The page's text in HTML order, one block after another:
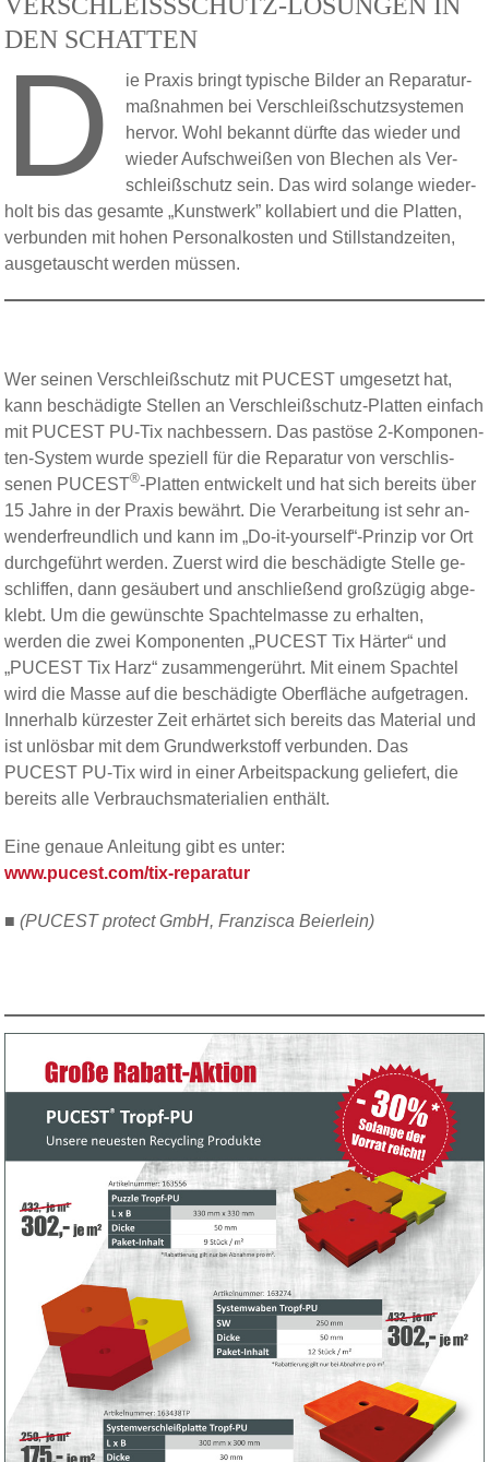
DEN SCHATTEN
D
ie Praxis bringt typische Bilder an Re­pa­ra­tur­
maß­nah­men bei Ver­schleiß­schutz­syste­men
hervor. Wohl bekannt dürfte das wieder und
wieder Auf­schweißen von Blechen als Ver­
schleiß­schutz sein. Das wird solange wie­der­
holt bis das gesamte „Kunst­werk” kol­la­biert und die Platten,
ver­bun­den mit hohen Per­sonal­kosten und Still­stand­zei­ten,
aus­ge­tauscht werden müssen.
Wer seinen Ver­schleiß­schutz mit PUCEST um­ge­setzt hat,
kann beschä­digte Stellen an Ver­schleiß­schutz-Platten einfach
mit PUCEST PU-Tix nachbessern. Das pas­töse 2-Kom­po­nen­
ten-System wurde speziell für die Reparatur von ver­schlis­
senen PUCEST®-Plat­ten ent­wi­ckelt und hat sich bereits über
15 Jahre in der Praxis bewährt. Die Ver­ar­bei­tung ist sehr an­
wen­der­freund­lich und kann im „Do-it-yourself“-Prinzip vor Ort
durch­ge­führt werden. Zuerst wird die be­schädi­gte Stelle ge­
schliffen, dann ge­säu­bert und an­schlie­ßend groß­zügig ab­ge­
klebt. Um die gewünschte Spachtel­masse zu er­hal­ten,
werden die zwei Kom­po­nen­ten „PUCEST Tix Härter“ und
„PUCEST Tix Harz“ zu­sammen­ge­rührt. Mit einem Spachtel
wird die Masse auf die beschä­dig­te Ober­fläche auf­ge­tragen.
Inner­halb kürzes­ter Zeit erhärtet sich bereits das Ma­te­rial und
ist un­lös­bar mit dem Grund­werk­stoff ver­bunden. Das
PUCEST PU-Tix wird in einer Arbeits­packung gelie­fert, die
bereits alle Ver­brauchs­ma­te­ria­lien ent­hält.
Eine genaue An­leitung gibt es unter:
www.pucest.com/tix-reparatur
■(PUCEST protect GmbH, Franzisca Beierlein)